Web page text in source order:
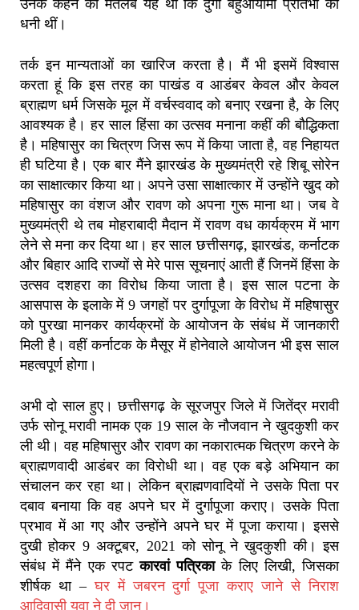
उनके कहने का मतलब यह था कि दुर्गा बहुआयामी प्रतिभा की
धनी थीं।
तर्क इन मान्यताओं का खारिज करता है। मैं भी इसमें विश्वास
करता हूं कि इस तरह का पाखंड व आडंबर केवल और केवल
ब्राह्मण धर्म जिसके मूल में वर्चस्ववाद को बनाए रखना है, के लिए
आवश्यक है। हर साल हिंसा का उत्सव मनाना कहीं की बौद्धिकता
है। महिषासुर का चित्रण जिस रूप में किया जाता है, वह निहायत
ही घटिया है। एक बार मैंने झारखंड के मुख्यमंत्री रहे शिबू सोरेन
का साक्षात्कार किया था। अपने उसा साक्षात्कार में उन्होंने खुद को
महिषासुर का वंशज और रावण को अपना गुरू माना था। जब वे
मुख्यमंत्री थे तब मोहराबादी मैदान में रावण वध कार्यक्रम में भाग
लेने से मना कर दिया था। हर साल छत्तीसगढ़, झारखंड, कर्नाटक
और बिहार आदि राज्यों से मेरे पास सूचनाएं आती हैं जिनमें हिंसा के
उत्सव दशहरा का विरोध किया जाता है। इस साल पटना के
आसपास के इलाके में 9 जगहों पर दुर्गापूजा के विरोध में महिषासुर
को पुरखा मानकर कार्यक्रमों के आयोजन के संबंध में जानकारी
मिली है। वहीं कर्नाटक के मैसूर में होनेवाले आयोजन भी इस साल
महत्वपूर्ण होगा।
अभी दो साल हुए। छत्तीसगढ़ के सूरजपुर जिले में जितेंद्र मरावी
उर्फ सोनू मरावी नामक एक 19 साल के नौजवान ने खुदकुशी कर
ली थी। वह महिषासुर और रावण का नकारात्मक चित्रण करने के
ब्राह्मणवादी आडंबर का विरोधी था। वह एक बड़े अभियान का
संचालन कर रहा था। लेकिन ब्राह्मणवादियों ने उसके पिता पर
दबाव बनाया कि वह अपने घर में दुर्गापूजा कराए। उसके पिता
प्रभाव में आ गए और उन्होंने अपने घर में पूजा कराया। इससे
दुखी होकर 9 अक्टूबर, 2021 को साेनू ने खुदकुशी की। इस
संबंध में मैंने एक रपटकारवां पत्रिकाके लिए लिखी, जिसका
शीर्षक था –घर में जबरन दुर्गा पूजा कराए जाने से निराश
आदिवासी युवा ने दी जान।